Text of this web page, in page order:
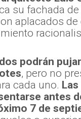
su fachada
aplacados de
podrán
, pero no
cada uno.
antes
7 de